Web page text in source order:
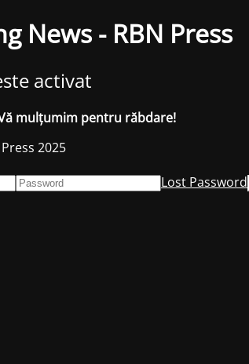
News - RBN Press
activat
mulțumim pentru răbdare!
2025
Lost Password